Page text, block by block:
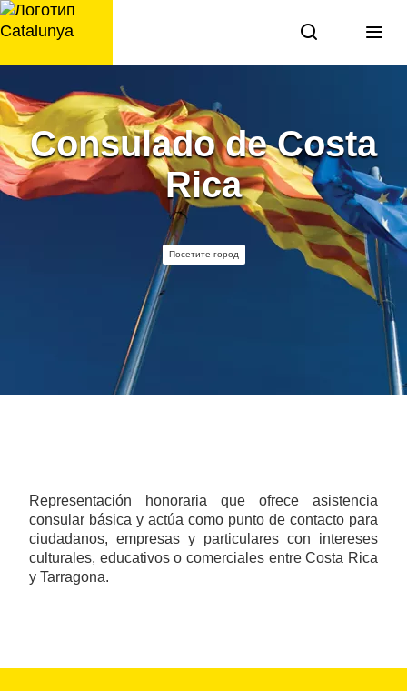
перейти
к
Consulado de Costa
Rica
Посетите город
Representación honoraria que ofrece asistencia
consular básica y actúa como punto de contacto para
ciudadanos, empresas y particulares con intereses
culturales, educativos o comerciales entre Costa Rica
y Tarragona.